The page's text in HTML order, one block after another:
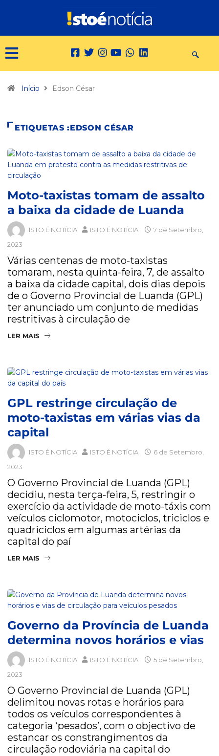
Início Edson César
ETIQUETAS :EDSON CÉSAR
Moto-taxistas tomam de assalto
a baixa da cidade de Luanda
ISTO É NOTÍCIA ISTO É NOTÍCIA
7 de Setembro,
2023
Várias centenas de moto-taxistas
tomaram, nesta quinta-feira, 7, de assalto
a baixa da cidade capital, dois dias depois
de o Governo Provincial de Luanda (GPL)
ter anunciado um conjunto de medidas
restritivas à circulação de
LER MAIS
GPL restringe circulação de
moto-taxistas em várias vias da
capital
ISTO É NOTÍCIA ISTO É NOTÍCIA
6 de Setembro,
2023
O Governo Provincial de Luanda (GPL)
decidiu, nesta terça-feira, 5, restringir o
exercício da actividade de moto-táxis com
veículos ciclomotor, motociclos, triciclos e
quadriciclos em algumas artérias da
capital do paí
LER MAIS
Governo da Província de Luanda
determina novos horários e vias
ISTO É NOTÍCIA ISTO É NOTÍCIA
5 de Setembro,
2023
O Governo Provincial de Luanda (GPL)
delimitou novas rotas e horários para
todos os veículos correspondentes à
categoria ‘pesados’, com o objectivo de
estancar os constrangimentos da
circulação rodoviária na capital do